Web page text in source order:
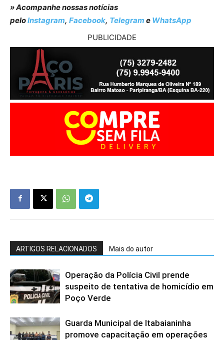
» Acompanhe nossas notícias
peloInstagram, Facebook, Telegram e WhatsApp
PUBLICIDADE
ARTIGOS RELACIONADOS Mais do autor
Operação da Polícia Civil prende
suspeito de tentativa de homicídio em
Poço Verde
Guarda Municipal de Itabaianinha
promove capacitação em operações